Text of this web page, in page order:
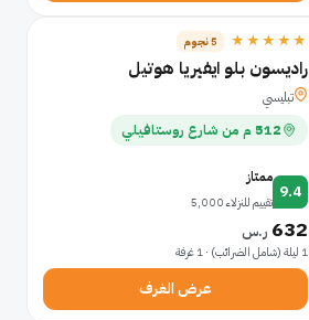
★★★★★ 5 نجوم
راديسون بلو ايفيريا هوتيل
تبليسي
512 م من شارع روستافيلي
9.4
ممتاز
تقييم للنزلاء 5,000
632 ر.س
1 ليلة (شامل الضرائب) · 1 غرفة
عرض الغرف